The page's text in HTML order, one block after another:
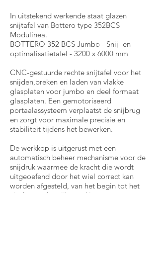
In uitstekend werkende staat glazen
snijtafel van Bottero type 352BCS
Modulinea.
BOTTERO 352 BCS Jumbo - Snij- en
optimalisatietafel - 3200 x 6000 mm
CNC-gestuurde rechte snijtafel voor het
snijden,breken en laden van vlakke
glasplaten voor jumbo en deel formaat
glasplaten. Een gemotoriseerd
portaalassysteem verplaatst de snijbrug
en zorgt voor maximale precisie en
stabiliteit tijdens het bewerken.
De werkkop is uitgerust met een
automatisch beheer mechanisme voor de
snijdruk waarmee de kracht die wordt
uitgeoefend door het wiel correct kan
worden afgesteld, van het begin tot het
einde van de snijbewerking.